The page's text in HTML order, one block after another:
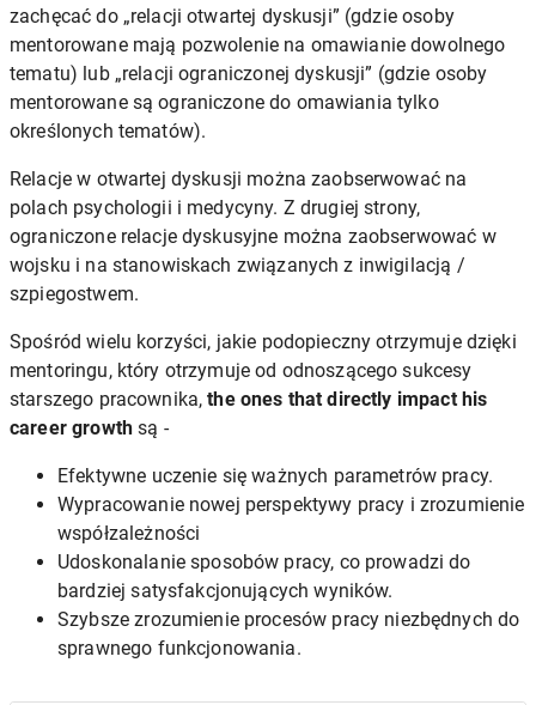
zachęcać do „relacji otwartej dyskusji” (gdzie osoby
mentorowane mają pozwolenie na omawianie dowolnego
tematu) lub „relacji ograniczonej dyskusji” (gdzie osoby
mentorowane są ograniczone do omawiania tylko
określonych tematów).
Relacje w otwartej dyskusji można zaobserwować na
polach psychologii i medycyny. Z drugiej strony,
ograniczone relacje dyskusyjne można zaobserwować w
wojsku i na stanowiskach związanych z inwigilacją /
szpiegostwem.
Spośród wielu korzyści, jakie podopieczny otrzymuje dzięki
mentoringu, który otrzymuje od odnoszącego sukcesy
starszego pracownika,the ones that directly impact his
career growthsą -
Efektywne uczenie się ważnych parametrów pracy.
Wypracowanie nowej perspektywy pracy i zrozumienie
współzależności
Udoskonalanie sposobów pracy, co prowadzi do
bardziej satysfakcjonujących wyników.
Szybsze zrozumienie procesów pracy niezbędnych do
sprawnego funkcjonowania.